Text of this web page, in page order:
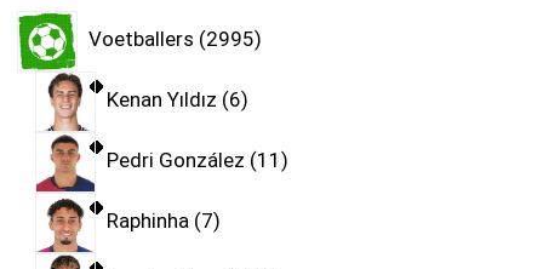
Voetballers 2995
Kenan Yıldız 6
Pedri González 11
Raphinha 7